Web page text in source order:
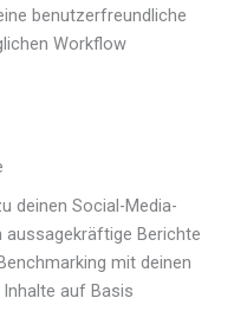
benutzerfreundliche
Workflow
deinen Social-Media-
Berichte
mit deinen
auf Basis